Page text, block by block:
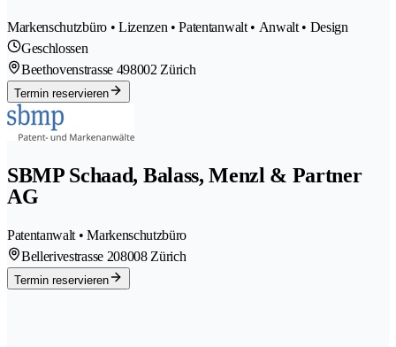
Markenschutzbüro • Lizenzen • Patentanwalt • Anwalt • Design
Geschlossen
Beethovenstrasse 498002 Zürich
Termin reservieren
SBMP Schaad, Balass, Menzl & Partner
AG
Patentanwalt • Markenschutzbüro
Bellerivestrasse 208008 Zürich
Termin reservieren